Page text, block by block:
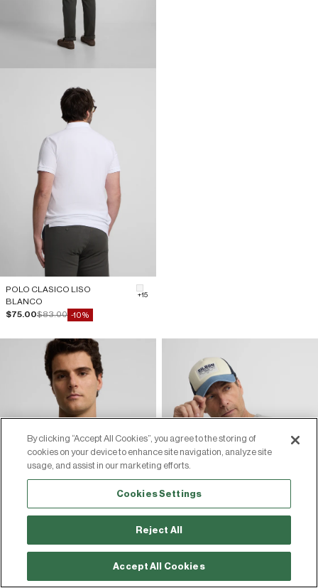
POLO CLASICO LISO
BLANCO
Precio de oferta
$75.00Precio normal
$83.00 -10%
#F5F5F5
+15
By clicking “Accept All Cookies”, you agree to the storing of
cookies on your device to enhance site navigation, analyze site
usage, and assist in our marketing efforts.
Cookies Settings
Reject All
Accept All Cookies